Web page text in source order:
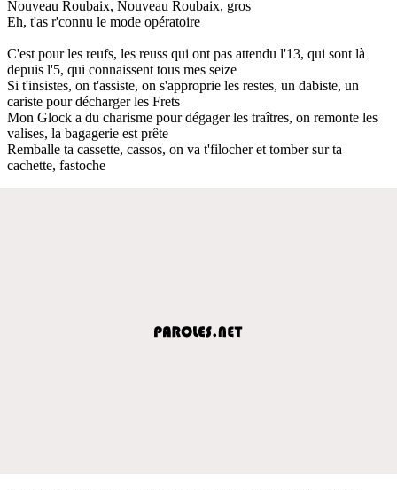
Nouveau Roubaix, Nouveau Roubaix, gros
Eh, t'as r'connu le mode opératoire
C'est pour les reufs, les reuss qui ont pas attendu l'13, qui sont là
depuis l'5, qui connaissent tous mes seize
Si t'insistes, on t'assiste, on s'approprie les restes, un dabiste, un
cariste pour décharger les Frets
Mon Glock a du charisme pour dégager les traîtres, on remonte les
valises, la bagagerie est prête
Remballe ta cassette, cassos, on va t'filocher et tomber sur ta
cachette, fastoche